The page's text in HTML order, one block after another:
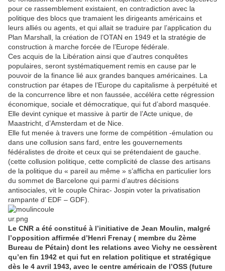
pour ce rassemblement existaient, en contradiction avec la
politique des blocs que tramaient les dirigeants américains et
leurs alliés ou agents, et qui allait se traduire par l’application du
Plan Marshall, la création de l’OTAN en 1949 et la stratégie de
construction à marche forcée de l’Europe fédérale.
Ces acquis de la Libération ainsi que d’autres conquêtes
populaires, seront systématiquement remis en cause par le
pouvoir de la finance lié aux grandes banques américaines. La
construction par étapes de l’Europe du capitalisme à perpétuité et
de la concurrence libre et non faussée, accéléra cette régression
économique, sociale et démocratique, qui fut d’abord masquée.
Elle devint cynique et massive à partir de l’Acte unique, de
Maastricht, d’Amsterdam et de Nice.
Elle fut menée à travers une forme de compétition -émulation ou
dans une collusion sans fard, entre les gouvernements
fédéralistes de droite et ceux qui se prétendaient de gauche.
(cette collusion politique, cette complicité de classe des artisans
de la politique du « pareil au même » s’afficha en particulier lors
du sommet de Barcelone qui parmi d’autres décisions
antisociales, vit le couple Chirac- Jospin voter la privatisation
rampante d’ EDF – GDF).
Le CNR a été constitué à l’initiative de Jean Moulin, malgré
l’opposition affirmée d’Henri Frenay ( membre du 2ème
Bureau de Pétain) dont les relations avec Vichy ne cessèrent
qu’en fin 1942 et qui fut en relation politique et stratégique
dès le 4 avril 1943, avec le centre américain de l’OSS (future